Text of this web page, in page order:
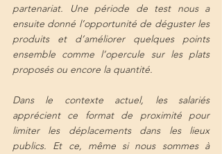
partenariat. Une période de test nous a
ensuite donné l’opportunité de déguster les
produits et d’améliorer quelques points
ensemble comme l’opercule sur les plats
proposés ou encore la quantité.
Dans le contexte actuel, les salariés
apprécient ce format de proximité pour
limiter les déplacements dans les lieux
publics. Et ce, même si nous sommes à